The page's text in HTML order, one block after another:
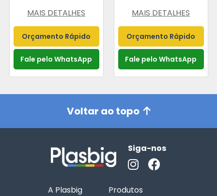
MAIS DETALHES
Orçamento Rápido
Fale pelo WhatsApp
MAIS DETALHES
Orçamento Rápido
Fale pelo WhatsApp
Voltar ao topo
Siga-nos
A Plasbig
Produtos